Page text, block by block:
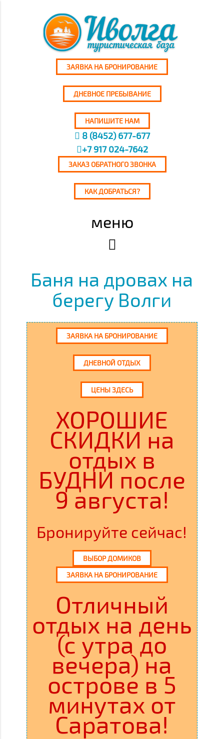
ЗАЯВКА НА БРОНИРОВАНИЕ
ДНЕВНОЕ ПРЕБЫВАНИЕ
НАПИШИТЕ НАМ
8 (8452) 677-677
+7 917 024-7642
ЗАКАЗ ОБРАТНОГО ЗВОНКА
КАК ДОБРАТЬСЯ?
меню
Баня на дровах на
берегу Волги
ЗАЯВКА НА БРОНИРОВАНИЕ
ДНЕВНОЙ ОТДЫХ
ЦЕНЫ ЗДЕСЬ
ХОРОШИЕ
СКИДКИ на
отдых в
БУДНИ после
9 августа!
Бронируйте сейчас!
ВЫБОР ДОМИКОВ
ЗАЯВКА НА БРОНИРОВАНИЕ
Отличный
отдых на день
(с утра до
вечера) на
острове в 5
минутах от
Саратова!